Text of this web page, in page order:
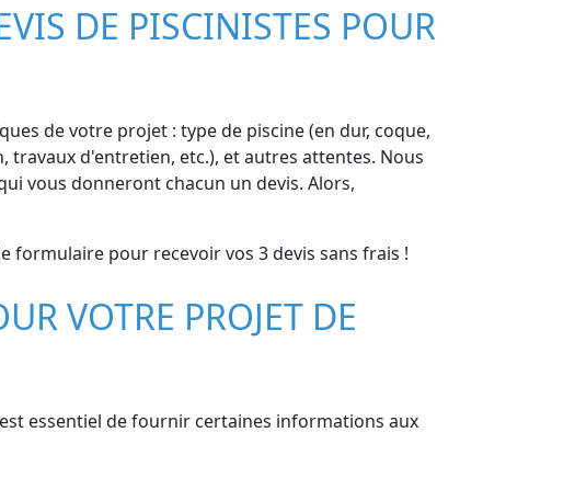
DE PISCINISTES POUR
de votre projet : type de piscine (en dur, coque,
d'entretien, etc.), et autres attentes. Nous
vous donneront chacun un devis. Alors,
formulaire pour recevoir vos 3 devis sans frais !
VOTRE PROJET DE
essentiel de fournir certaines informations aux